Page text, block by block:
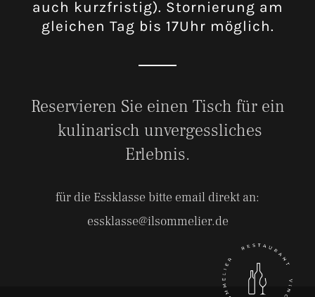
auch kurzfristig). Stornierung am
gleichen Tag bis 17Uhr möglich.
Reservieren Sie einen Tisch für ein
kulinarisch unvergessliches
Erlebnis.
für die Essklasse bitte email direkt an:
essklasse@ilsommelier.de